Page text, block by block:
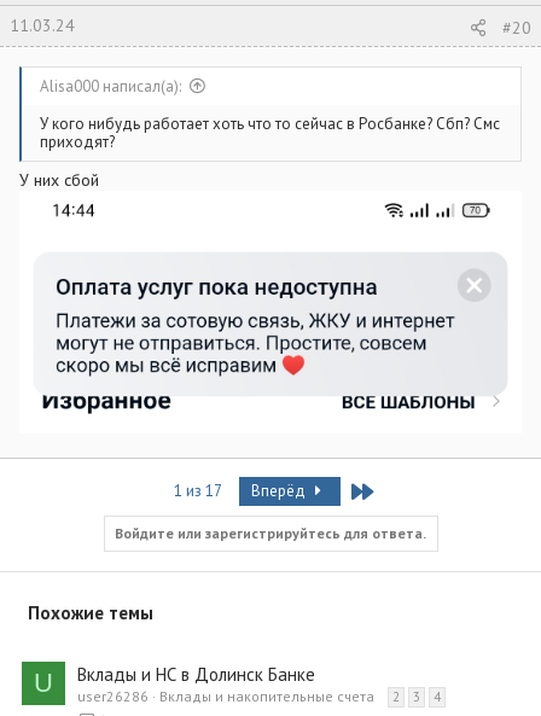
11.03.24 #20
Alisa000 написал(а):
У кого нибудь работает хоть что то сейчас в Росбанке? Сбп? Смс
приходят?
У них сбой
1 из 17 Вперёд Last
Войдите или зарегистрируйтесь для ответа.
Похожие темы
U Вклады и НС в Долинск Банке
user26286 Вклады и накопительные счета 2 3 4